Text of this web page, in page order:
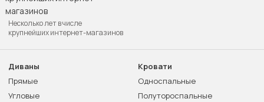
Несколько лет в числе
крупнейших интернет-магазинов
Диваны
Прямые
Угловые
Кровати
Односпальные
Полутороспальные